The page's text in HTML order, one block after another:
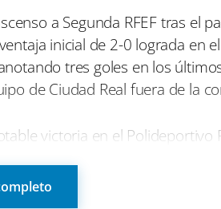
p
a
r
t
i
r
p
a
r
t
i
r
a Segunda RFEF tras el
inicial de 2-0 lograda en
tres goles en los
de Ciudad Real fuera de la
victoria en el Polideportivo
que la posibilidad de avanzar